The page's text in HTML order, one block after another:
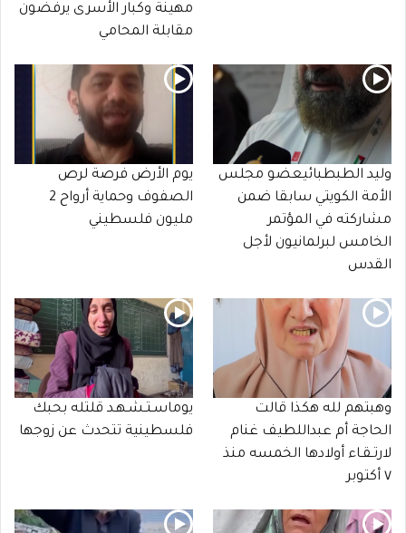
مهينة وكبار الأسرى يرفضون
مقابلة المحامي
وليد الطبطبائيعضو مجلس
الأمة الكويتي سابقا ضمن
مشاركته في المؤتمر
الخامس لبرلمانيون لأجل
القدس
يوم الأرض فرصة لرص
الصفوف وحماية أرواح 2
مليون فلسطيني
وهبتهم لله هكذا قالت
الحاجة أم عبداللطيف غنام
لارتـقـاء أولادها الخمسه منذ
٧ أكتوبر
يوماسـتـشـهـد قلتله بحبك
فلسطينية تتحدث عن زوجها